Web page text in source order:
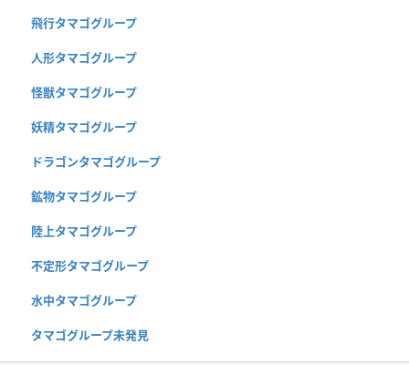
飛行タマゴグループ
人形タマゴグループ
怪獣タマゴグループ
妖精タマゴグループ
ドラゴンタマゴグループ
鉱物タマゴグループ
陸上タマゴグループ
不定形タマゴグループ
水中タマゴグループ
タマゴグループ未発見